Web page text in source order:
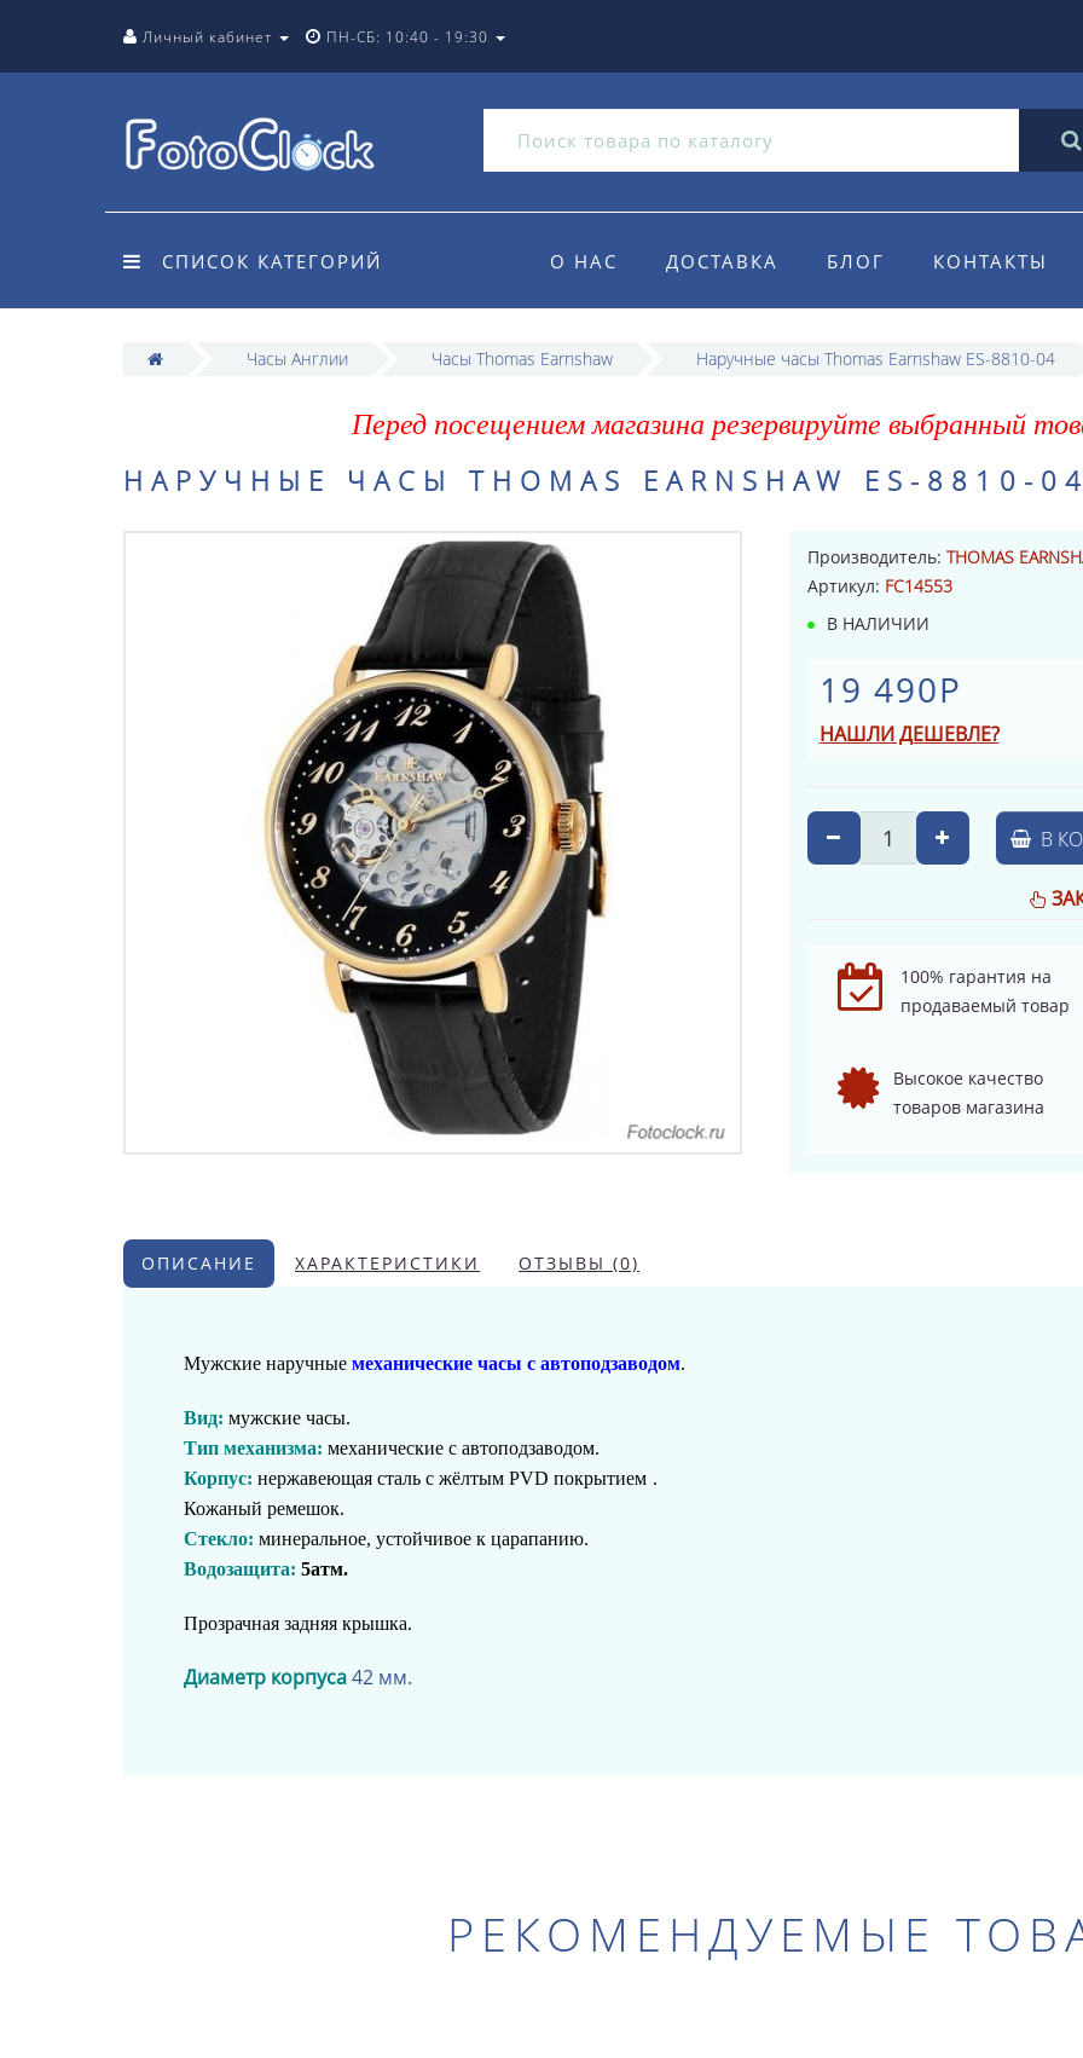
Личный кабинет ПН-СБ: 10:40 - 19:30
СПИСОК КАТЕГОРИЙ О НАС ДОСТАВКА БЛОГ КОНТАКТЫ
Часы Англии Часы Thomas Earnshaw Наручные часы Thomas Earnshaw ES-8810-04
Перед посещением магазина резервируйте выбранный
НАРУЧНЫЕ ЧАСЫ THOMAS EARNSHAW ES-8810-
Производитель: THOMAS
Артикул: FC14553
В НАЛИЧИИ
19 490Р
НАШЛИ ДЕШЕВЛЕ?
В
100% гарантия на
продаваемый товар
Высокое качество
товаров магазина
ОПИСАНИЕ ХАРАКТЕРИСТИКИ ОТЗЫВЫ (0)
Мужские наручные механические часы с автоподзаводом.
Вид: мужские часы.
Тип механизма: механические с автоподзаводом.
Корпус: нержавеющая сталь с жёлтым PVD покрытием .
Кожаный ремешок.
Стекло: минеральное, устойчивое к царапанию.
Водозащита: 5атм.
Прозрачная задняя крышка.
Диаметр корпуса42 мм.
РЕКОМЕНДУЕМЫЕ